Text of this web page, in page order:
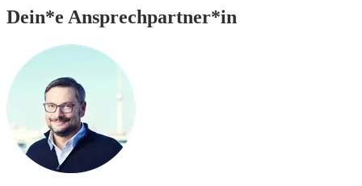
Dein*e Ansprechpartner*in